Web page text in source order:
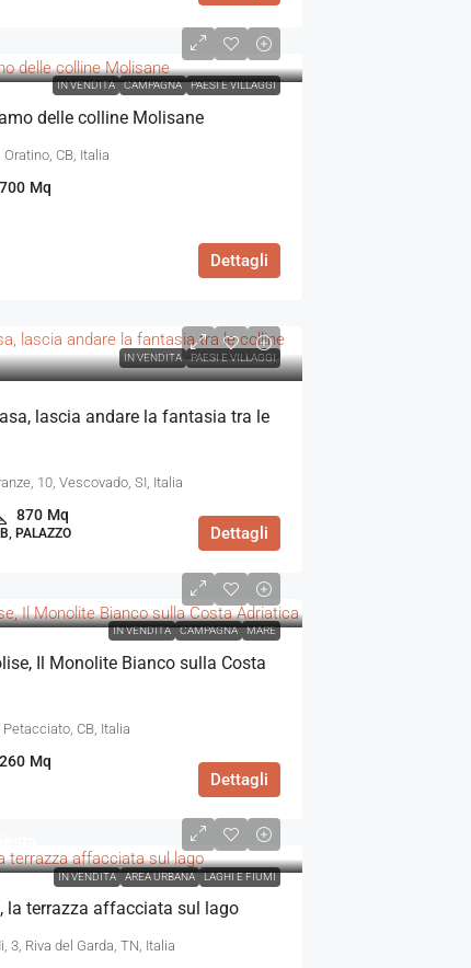
IN VENDITA CAMPAGNA PAESI E VILLAGGI
delle colline Molisane
CB, Italia
700 Mq
Dettagli
IN VENDITA PAESI E VILLAGGI
lascia andare la fantasia tra le
10, Vescovado, SI, Italia
870 Mq
PALAZZO Dettagli
IN VENDITA CAMPAGNA MARE
Il Monolite Bianco sulla Costa
CB, Italia
260 Mq
Dettagli
IN VENDITA AREA URBANA LAGHI E FIUMI
la terrazza affacciata sul lago
3, Riva del Garda, TN, Italia